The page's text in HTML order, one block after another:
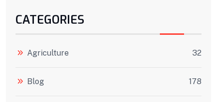
CATEGORIES
Agriculture 32
Blog 178